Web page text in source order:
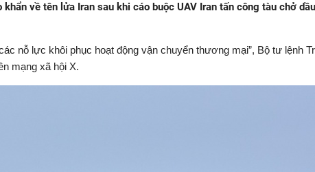
về tên lửa Iran sau khi cáo buộc UAV Iran tấn công tàu chở
nỗ lực khôi phục hoạt động vận chuyển thương mại”, Bộ tư lệnh
mạng xã hội X.